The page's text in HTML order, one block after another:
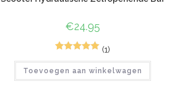
€24.95
5.00op 5
(1)
Toevoegen aan winkelwagen